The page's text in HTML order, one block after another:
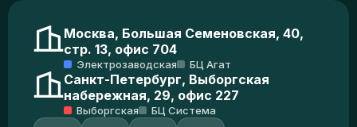
Москва, Большая Семеновская, 40,
стр. 13, офис 704
Электрозаводская БЦ Агат
Санкт-Петербург, Выборгская
набережная, 29, офис 227
Выборгская БЦ Система